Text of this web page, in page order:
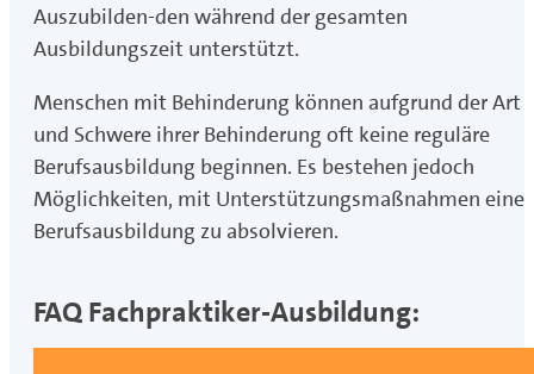
Auszubilden-den während der gesamten
Ausbildungszeit unterstützt.
Menschen mit Behinderung können aufgrund der Art
und Schwere ihrer Behinderung oft keine reguläre
Berufsausbildung beginnen. Es bestehen jedoch
Möglichkeiten, mit Unterstützungsmaßnahmen eine
Berufsausbildung zu absolvieren.
FAQ Fachpraktiker-Ausbildung: